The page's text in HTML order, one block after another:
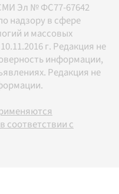
Эл № ФС77-67642
надзору в сфере
и массовых
г. Редакция не
информации,
Редакция не
соответствии с